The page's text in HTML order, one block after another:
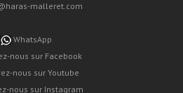
malleret.com
WhatsApp
nous sur Facebook
nous sur Youtube
nous sur Instagram